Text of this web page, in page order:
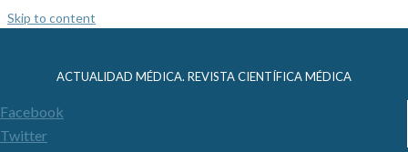
Skip to content
ACTUALIDAD MÉDICA. REVISTA CIENTÍFICA MÉDICA
Facebook
Twitter